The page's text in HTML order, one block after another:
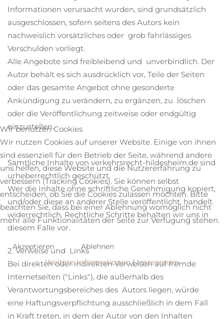
Informationen verursacht wurden, sind grundsätzlich
ausgeschlossen, sofern seitens des Autors kein
nachweislich vorsätzliches oder grob fahrlässiges
Verschulden vorliegt.
Alle Angebote sind freibleibend und unverbindlich. Der
Autor behält es sich ausdrücklich vor, Teile der Seiten
oder das gesamte Angebot ohne gesonderte
Ankündigung zu verändern, zu ergänzen, zu löschen
oder die Veröffentlichung zeitweise oder endgültig
einzustellen.
Sämtliche Inhalte von verkehrsrecht-hildesheim.de sind
urheberrechtlich geschützt.
Wer die Inhalte ohne schriftliche Genehmigung kopiert,
und/oder diese an anderer Stelle veröffentlicht, handelt
widerrechtlich. Rechtliche Schritte behalten wir uns in
diesem Falle vor.
2. Verweise und Links
Bei direkten oder indirekten Verweisen auf fremde
Internetseiten ("Links"), die außerhalb des
Verantwortungsbereiches des Autors liegen, würde
eine Haftungsverpflichtung ausschließlich in dem Fall
in Kraft treten, in dem der Autor von den Inhalten
Wir benutzen Cookies
Wir nutzen Cookies auf unserer Website. Einige von ihnen
sind essenziell für den Betrieb der Seite, während andere
uns helfen, diese Website und die Nutzererfahrung zu
verbessern (Tracking Cookies). Sie können selbst
entscheiden, ob Sie die Cookies zulassen möchten. Bitte
beachten Sie, dass bei einer Ablehnung womöglich nicht
mehr alle Funktionalitäten der Seite zur Verfügung stehen.
Akzeptieren Ablehnen
Weitere Informationen|Impressum